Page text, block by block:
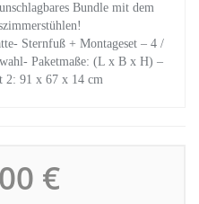
Bundle mit dem
Sternfuß + Montageset – 4 /
Paketmaße: (L x B x H) –
2: 91 x 67 x 14 cm
€